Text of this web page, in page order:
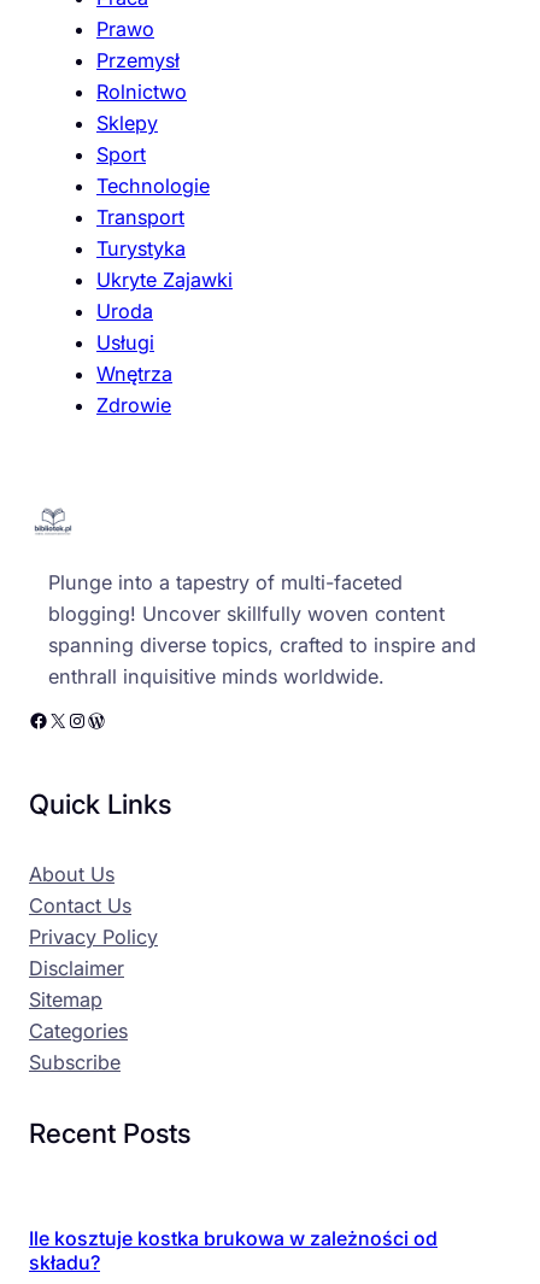
Prawo
Przemysł
Rolnictwo
Sklepy
Sport
Technologie
Transport
Turystyka
Ukryte Zajawki
Uroda
Usługi
Wnętrza
Zdrowie
Plunge into a tapestry of multi-faceted
blogging! Uncover skillfully woven content
spanning diverse topics, crafted to inspire and
enthrall inquisitive minds worldwide.
Facebook X Instagram WordPress
Quick Links
About Us
Contact Us
Privacy Policy
Disclaimer
Sitemap
Categories
Subscribe
Recent Posts
Ile kosztuje kostka brukowa w zależności od
składu?